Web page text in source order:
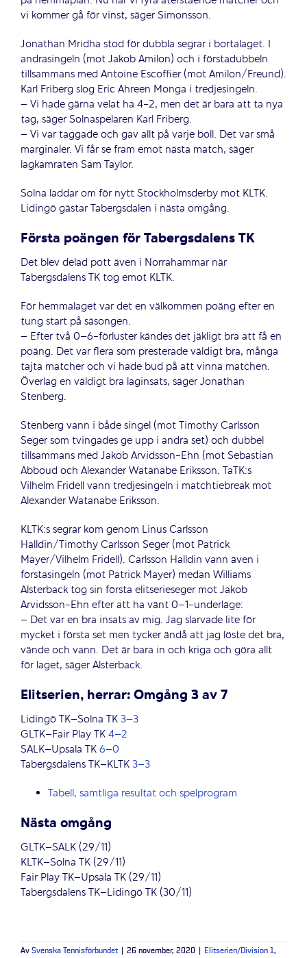
vi kommer gå för vinst, säger Simonsson.
Jonathan Mridha stod för dubbla segrar i bortalaget. I
andrasingeln (mot Jakob Amilon) och i förstadubbeln
tillsammans med Antoine Escoffier (mot Amilon/Freund).
Karl Friberg slog Eric Ahreen Monga i tredjesingeln.
– Vi hade gärna velat ha 4-2, men det är bara att ta nya
tag, säger Solnaspelaren Karl Friberg.
– Vi var taggade och gav allt på varje boll. Det var små
marginaler. Vi får se fram emot nästa match, säger
lagkamraten Sam Taylor.
Solna laddar om för nytt Stockholmsderby mot KLTK.
Lidingö gästar Tabergsdalen i nästa omgång.
Första poängen för Tabergsdalens TK
Det blev delad pott även i Norrahammar när
Tabergsdalens TK tog emot KLTK.
För hemmalaget var det en välkommen poäng efter en
tung start på säsongen.
– Efter två 0–6-förluster kändes det jäkligt bra att få en
poäng. Det var flera som presterade väldigt bra, många
tajta matcher och vi hade bud på att vinna matchen.
Överlag en väldigt bra laginsats, säger Jonathan
Stenberg.
Stenberg vann i både singel (mot Timothy Carlsson
Seger som tvingades ge upp i andra set) och dubbel
tillsammans med Jakob Arvidsson-Ehn (mot Sebastian
Abboud och Alexander Watanabe Eriksson. TaTK:s
Vilhelm Fridell vann tredjesingeln i matchtiebreak mot
Alexander Watanabe Eriksson.
KLTK:s segrar kom genom Linus Carlsson
Halldin/Timothy Carlsson Seger (mot Patrick
Mayer/Vilhelm Fridell). Carlsson Halldin vann även i
förstasingeln (mot Patrick Mayer) medan Williams
Alsterback tog sin första elitserieseger mot Jakob
Arvidsson-Ehn efter att ha vänt 0–1-underläge:
– Det var en bra insats av mig. Jag slarvade lite för
mycket i första set men tycker ändå att jag löste det bra,
vände och vann. Det är bara in och kriga och göra allt
för laget, säger Alsterback.
Elitserien, herrar: Omgång 3 av 7
Lidingö TK–Solna TK3–3
GLTK–Fair Play TK4–2
SALK–Upsala TK6–0
Tabergsdalens TK–KLTK3–3
Tabell, samtliga resultat och spelprogram
Nästa omgång
GLTK–SALK (29/11)
KLTK–Solna TK (29/11)
Fair Play TK–Upsala TK (29/11)
Tabergsdalens TK–Lidingö TK (30/11)
Av Svenska Tennisförbundet 26 november, 2020 Elitserien/Division 1,